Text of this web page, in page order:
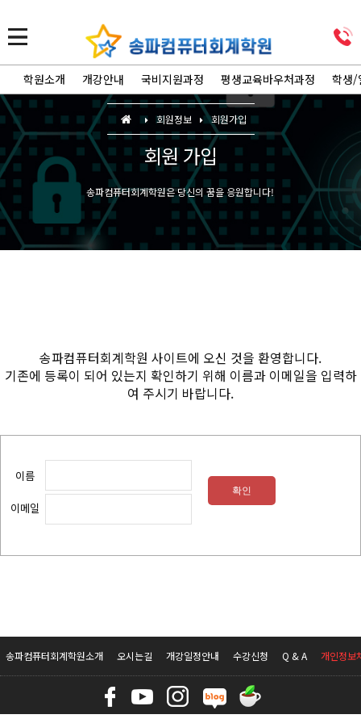
학원소개 개강안내 국비지원과정 평생교육바우처과정 학생/
회원정보 회원가입
회원 가입
송파컴퓨터회계학원은 당신의 꿈을 응원합니다!
송파컴퓨터회계학원 사이트에 오신 것을 환영합니다.
기존에 등록이 되어 있는지 확인하기 위해 이름과 이메일을 입력하
여 주시기 바랍니다.
이름
이메일
송파컴퓨터회계학원소개 오시는길 개강일정안내 수강신청 Q & A 개인정보